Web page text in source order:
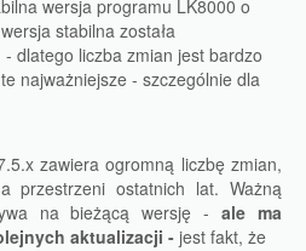
wersja programu LK8000 o
stabilna została
dlatego liczba zmian jest bardzo
najważniejsze - szczególnie dla
zawiera ogromną liczbę zmian,
przestrzeni ostatnich lat. Ważną
na bieżącą wersję -ale ma
aktualizacji - jest fakt, że